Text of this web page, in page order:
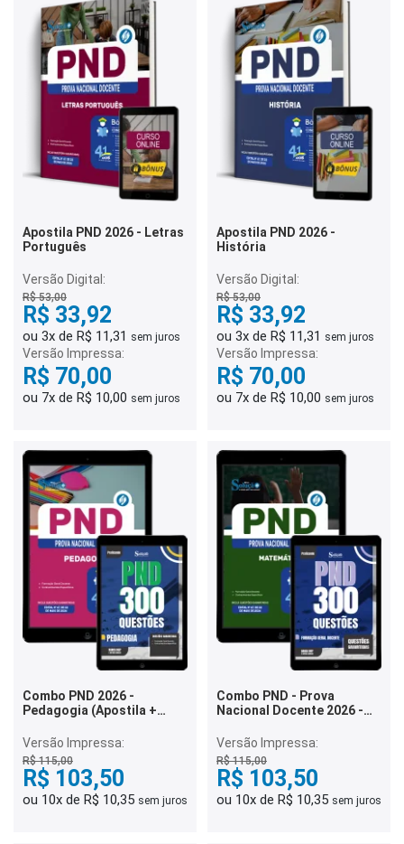
Apostila PND 2026 - Letras
Português
Versão Digital:
R$ 53,00
R$ 33,92
ou 3x de R$ 11,31 sem juros
Versão Impressa:
R$ 70,00
ou 7x de R$ 10,00 sem juros
Apostila PND 2026 -
História
Versão Digital:
R$ 53,00
R$ 33,92
ou 3x de R$ 11,31 sem juros
Versão Impressa:
R$ 70,00
ou 7x de R$ 10,00 sem juros
Combo PND 2026 -
Pedagogia (Apostila +
Versão Impressa:
R$ 115,00
R$ 103,50
ou 10x de R$ 10,35 sem juros
Combo PND - Prova
Nacional Docente 2026 -
Versão Impressa:
R$ 115,00
R$ 103,50
ou 10x de R$ 10,35 sem juros